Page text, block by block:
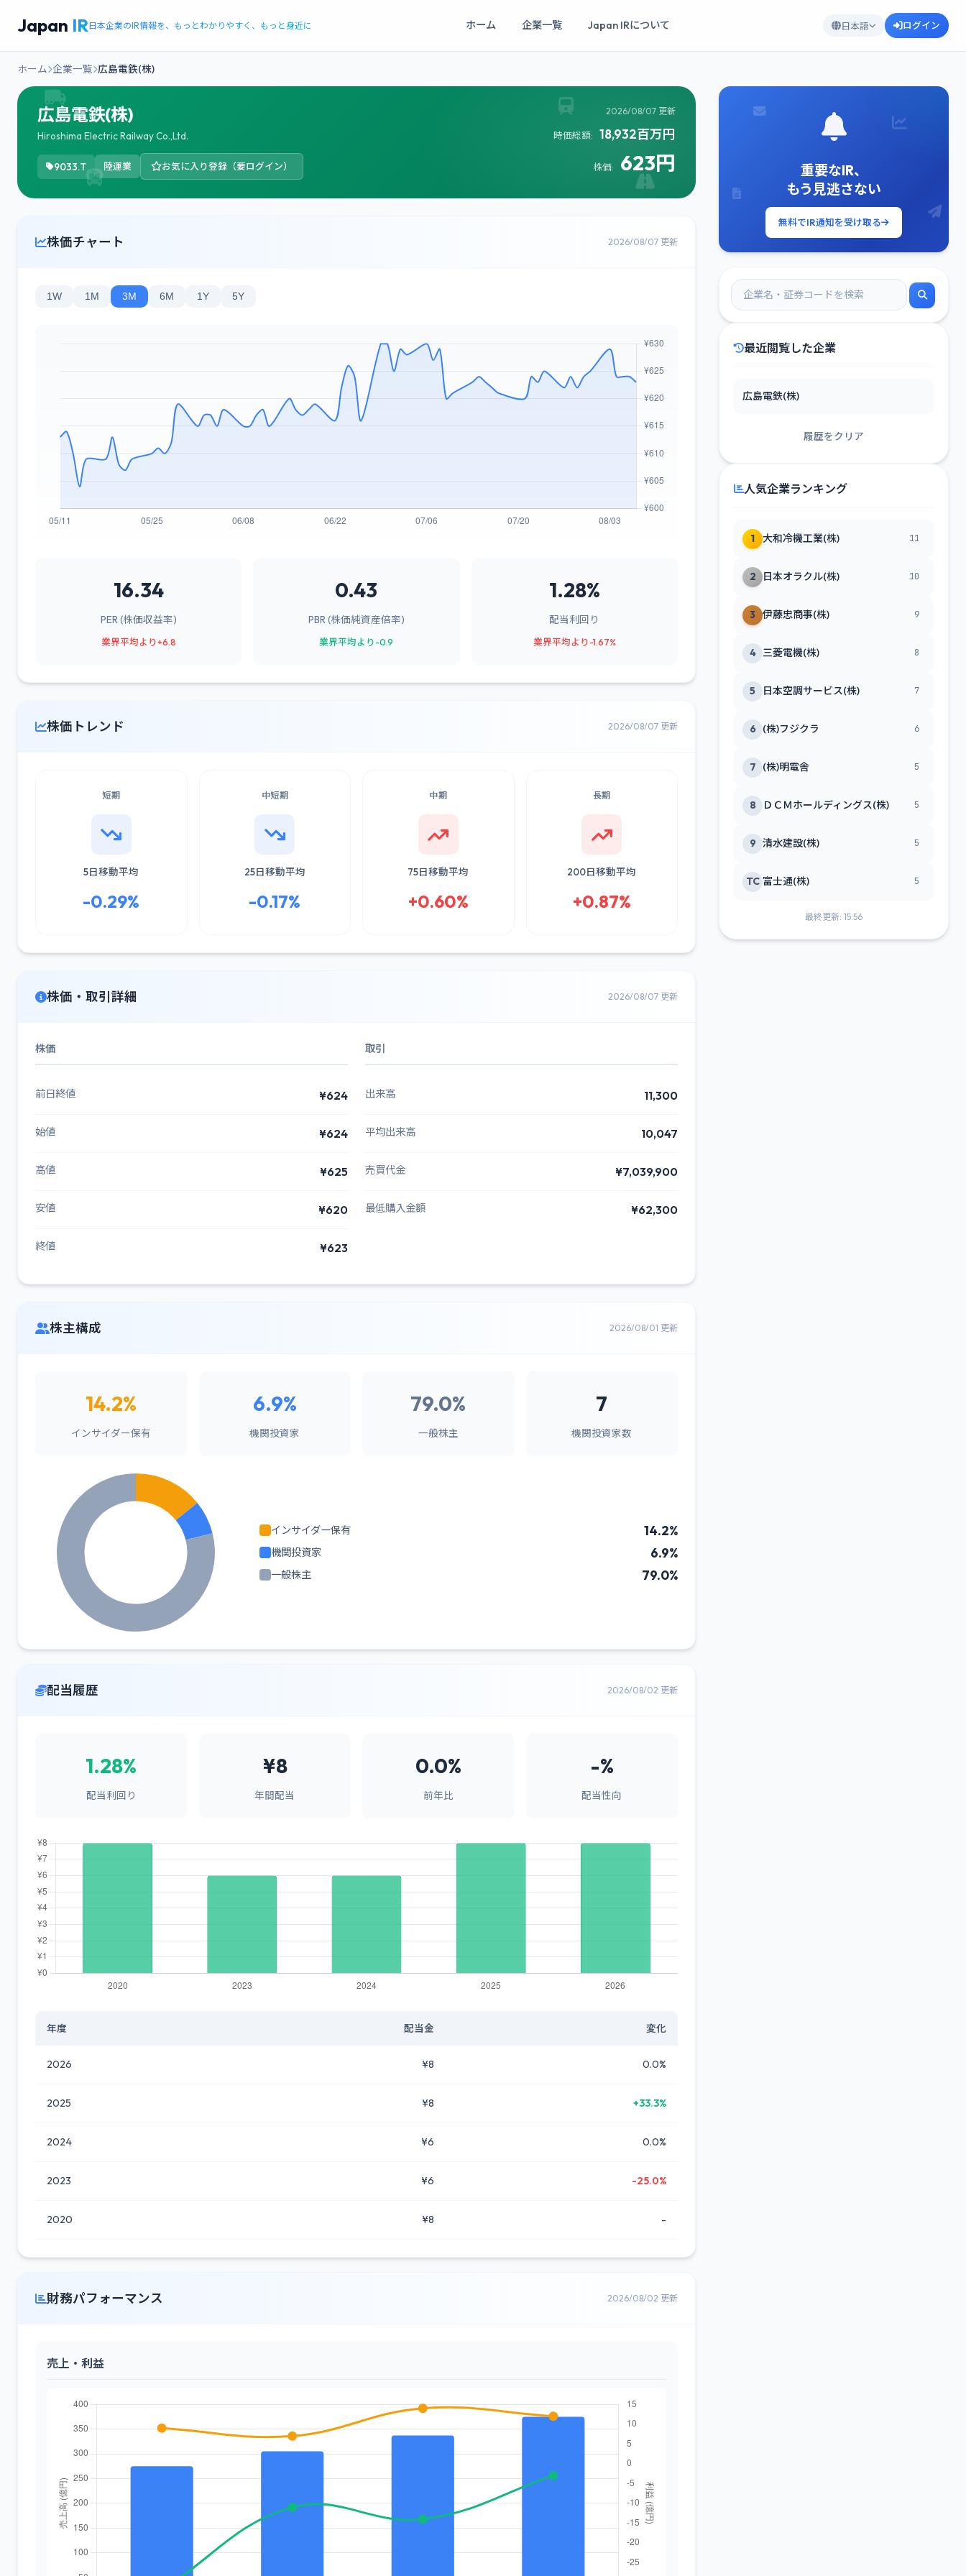
Japan IR日本企業のIR情報を、もっとわかりやすく、もっと身近に ホーム 企業一覧 Japan IRについて 日本語 ログイン
ホーム 企業一覧 広島電鉄(株)
広島電鉄(株)
Hiroshima Electric Railway Co.,Ltd.
9033.T 陸運業 お気に入り登録（要ログイン）
2026/08/07 更新
時価総額: 18,932百万円
株価: 623円
株価チャート 2026/08/07 更新
1W 1M 3M 6M 1Y 5Y
16.34
PER (株価収益率)
業界平均より+6.8
0.43
PBR (株価純資産倍率)
業界平均より-0.9
1.28%
配当利回り
業界平均より-1.67%
株価トレンド 2026/08/07 更新
短期
5日移動平均
-0.29%
中短期
25日移動平均
-0.17%
中期
75日移動平均
+0.60%
長期
200日移動平均
+0.87%
株価・取引詳細 2026/08/07 更新
株価
前日終値 ¥624
始値 ¥624
高値 ¥625
安値 ¥620
終値 ¥623
取引
出来高 11,300
平均出来高 10,047
売買代金 ¥7,039,900
最低購入金額 ¥62,300
株主構成 2026/08/01 更新
14.2%
インサイダー保有
6.9%
機関投資家
79.0%
一般株主
7
機関投資家数
インサイダー保有 14.2%
機関投資家 6.9%
一般株主 79.0%
配当履歴 2026/08/02 更新
1.28%
配当利回り
¥8
年間配当
0.0%
前年比
-%
配当性向
年度 配当金 変化
2026 ¥8 0.0%
2025 ¥8 +33.3%
2024 ¥6 0.0%
2023 ¥6 -25.0%
2020 ¥8 -
財務パフォーマンス 2026/08/02 更新
売上・利益
重要なIR、
もう見逃さない
無料でIR通知を受け取る
最近閲覧した企業
広島電鉄(株)
履歴をクリア
人気企業ランキング
1 大和冷機工業(株) 11
2 日本オラクル(株) 10
3 伊藤忠商事(株) 9
4 三菱電機(株) 8
5 日本空調サービス(株) 7
6 (株)フジクラ 6
7 (株)明電舎 5
8 ＤＣＭホールディングス(株) 5
9 清水建設(株) 5
TC 富士通(株) 5
最終更新: 15:56